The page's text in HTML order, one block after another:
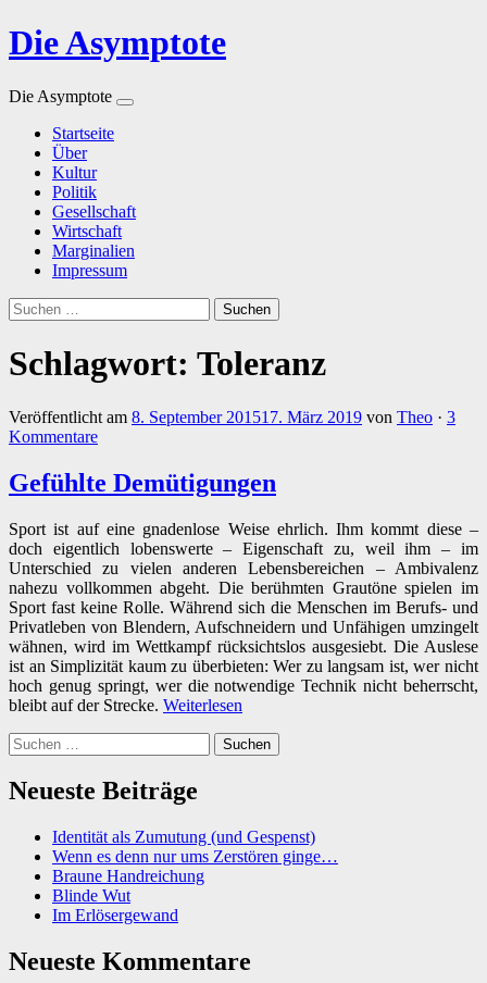
Die Asymptote
Die Asymptote
Inhalt
springen
Startseite
Über
Kultur
Politik
Gesellschaft
Wirtschaft
Marginalien
Impressum
Suchen
nach:
Schlagwort: Toleranz
Veröffentlicht am 8. September 201517. März 2019 von Theo · 3
Kommentare
Gefühlte Demütigungen
Sport ist auf eine gnadenlose Weise ehrlich. Ihm kommt diese –
doch eigentlich lobenswerte – Eigenschaft zu, weil ihm – im
Unterschied zu vielen anderen Lebensbereichen – Ambivalenz
nahezu vollkommen abgeht. Die berühmten Grautöne spielen im
Sport fast keine Rolle. Während sich die Menschen im Berufs- und
Privatleben von Blendern, Aufschneidern und Unfähigen umzingelt
wähnen, wird im Wettkampf rücksichtslos ausgesiebt. Die Auslese
ist an Simplizität kaum zu überbieten: Wer zu langsam ist, wer nicht
hoch genug springt, wer die notwendige Technik nicht beherrscht,
bleibt auf der Strecke. Weiterlesen
Suchen
nach:
Neueste Beiträge
Identität als Zumutung (und Gespenst)
Wenn es denn nur ums Zerstören ginge…
Braune Handreichung
Blinde Wut
Im Erlösergewand
Neueste Kommentare